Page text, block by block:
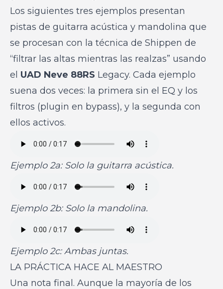
Los siguientes tres ejemplos presentan
pistas de guitarra acústica y mandolina que
se procesan con la técnica de Shippen de
“filtrar las altas mientras las realzas” usando
el UAD Neve 88RS Legacy. Cada ejemplo
suena dos veces: la primera sin el EQ y los
filtros (plugin en bypass), y la segunda con
ellos activos.
Ejemplo 2a: Solo la guitarra acústica.
Ejemplo 2b: Solo la mandolina.
Ejemplo 2c: Ambas juntas.
LA PRÁCTICA HACE AL MAESTRO
Una nota final. Aunque la mayoría de los